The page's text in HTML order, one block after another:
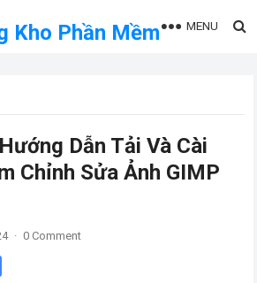
Kho Phần Mềm MENU
Dẫn Tải Và Cài
Chỉnh Sửa Ảnh GIMP
· 0 Comment